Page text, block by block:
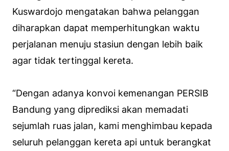
Kuswardojo mengatakan bahwa pelanggan
diharapkan dapat memperhitungkan waktu
perjalanan menuju stasiun dengan lebih baik
agar tidak tertinggal kereta.
“Dengan adanya konvoi kemenangan PERSIB
Bandung yang diprediksi akan memadati
sejumlah ruas jalan, kami menghimbau kepada
seluruh pelanggan kereta api untuk berangkat